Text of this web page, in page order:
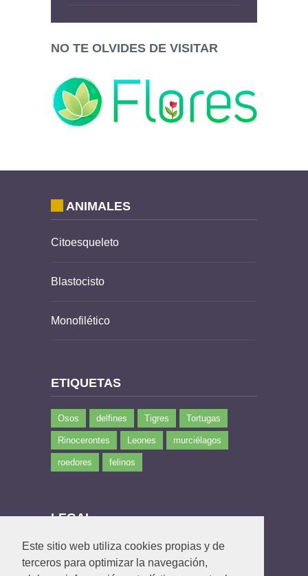
Este sitio web utiliza cookies propias y de
terceros para optimizar la navegación,
NO TE OLVIDES DE VISITAR
ANIMALES
Citoesqueleto
Blastocisto
Monofilético
ETIQUETAS
Osos delfines Tigres Tortugas
Rinocerontes Leones murciélagos
roedores felinos
LEGAL
Política de privacidad
Política de Cookies